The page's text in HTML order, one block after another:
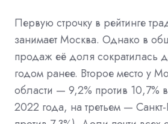
Первую строчку в рейтинге
занимает Москва. Однако в
продаж её доля сократилась
годом ранее. Второе место у
области — 9,2% против 10,7%
2022 года, на третьем —